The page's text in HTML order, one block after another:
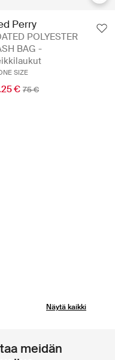
Perry
POLYESTER
BAG -
SIZE
€ 75 €
Näytä kaikki
meidän